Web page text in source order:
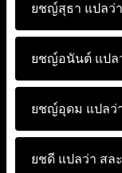
ยชญ์สุธา แปลว่า
ยชญ์อนันต์ แปล
ยชญ์อุดม แปลว่
ยชดี แปลว่า สล